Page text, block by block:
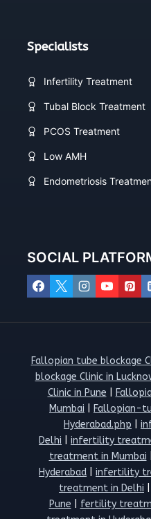
Specialists
Infertility Treatment
Tubal Block Treatment
PCOS Treatment
Low AMH
Endometriosis
SOCIAL
Fallopian tube blockage
blockage Clinic in
Clinic in Pune
Mumbai
Fallopian-
Hyderabad.php
Delhi
infertility
treatment in Mumbai
Hyderabad
infertility
treatment in Delhi
Pune
fertility